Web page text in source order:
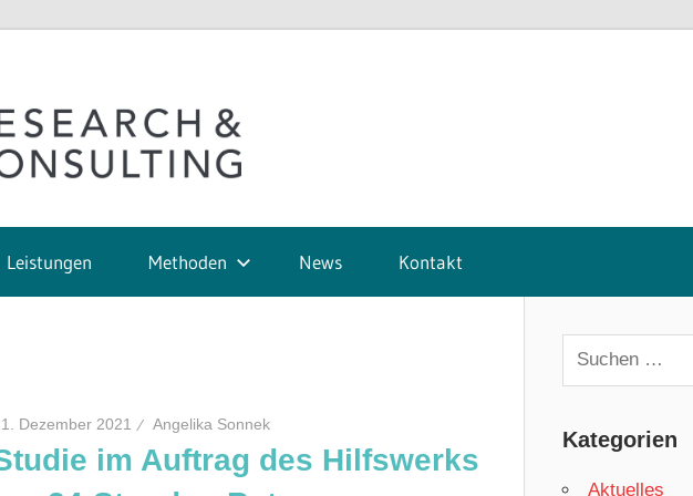
KG
Leistungen Methoden News Kontakt
Dezember 2021 Angelika Sonnek
im Auftrag des Hilfswerks
Kategorien
Aktuelles